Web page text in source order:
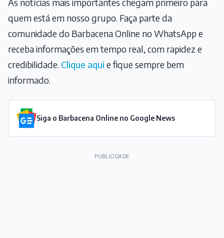
As notícias mais importantes chegam primeiro para
quem está em nosso grupo. Faça parte da
comunidade do Barbacena Online no WhatsApp e
receba informações em tempo real, com rapidez e
credibilidade. Clique aqui e fique sempre bem
informado.
Siga o Barbacena Online no Google News
PUBLICIDADE